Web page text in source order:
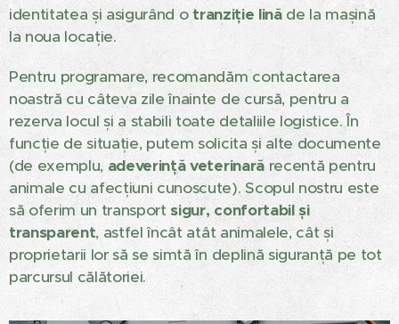
identitatea și asigurând otranziție linăde la mașină
la noua locație.
Pentru programare, recomandăm contactarea
noastră cu câteva zile înainte de cursă, pentru a
rezerva locul și a stabili toate detaliile logistice. În
funcție de situație, putem solicita și alte documente
(de exemplu, adeverință veterinarărecentă pentru
animale cu afecțiuni cunoscute). Scopul nostru este
să oferim un transportsigur, confortabil și
transparent, astfel încât atât animalele, cât și
proprietarii lor să se simtă în deplină siguranță pe tot
parcursul călătoriei.